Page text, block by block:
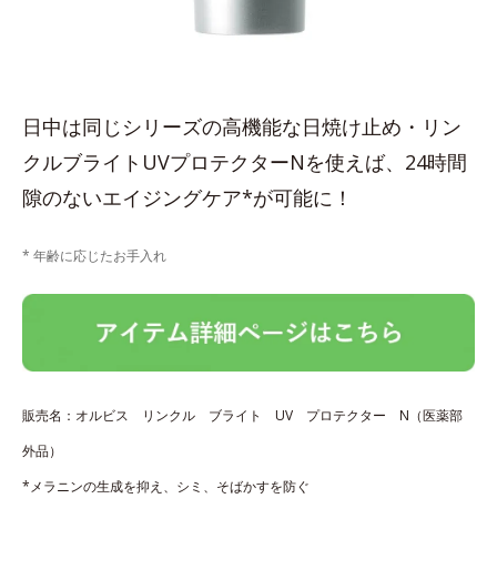
日中は同じシリーズの高機能な日焼け止め・リン
クルブライトUVプロテクターNを使えば、24時間
隙のないエイジングケア*が可能に！
* 年齢に応じたお手入れ
販売名：オルビス リンクル ブライト UV プロテクター N（医薬部
外品）
*メラニンの生成を抑え、シミ、そばかすを防ぐ